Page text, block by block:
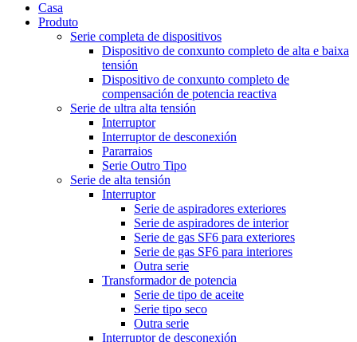
Casa
Produto
Serie completa de dispositivos
Dispositivo de conxunto completo de alta e baixa
tensión
Dispositivo de conxunto completo de
compensación de potencia reactiva
Serie de ultra alta tensión
Interruptor
Interruptor de desconexión
Pararraios
Serie Outro Tipo
Serie de alta tensión
Interruptor
Serie de aspiradores exteriores
Serie de aspiradores de interior
Serie de gas SF6 para exteriores
Serie de gas SF6 para interiores
Outra serie
Transformador de potencia
Serie de tipo de aceite
Serie tipo seco
Outra serie
Interruptor de desconexión